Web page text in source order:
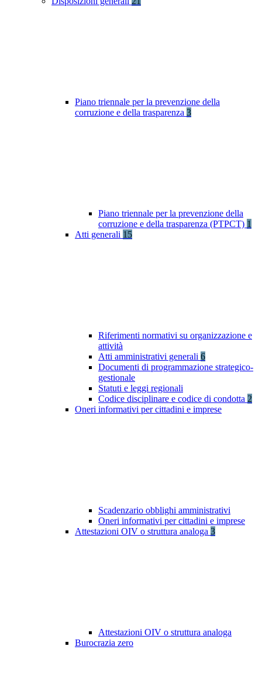
Piano triennale per la prevenzione della
corruzione e della trasparenza 3
Piano triennale per la prevenzione della
corruzione e della trasparenza (PTPCT) 1
Atti generali 15
Riferimenti normativi su organizzazione e
attività
Atti amministrativi generali 6
Documenti di programmazione strategico-
gestionale
Statuti e leggi regionali
Codice disciplinare e codice di condotta 2
Oneri informativi per cittadini e imprese
Scadenzario obblighi amministrativi
Oneri informativi per cittadini e imprese
Attestazioni OIV o struttura analoga 3
Attestazioni OIV o struttura analoga
Burocrazia zero